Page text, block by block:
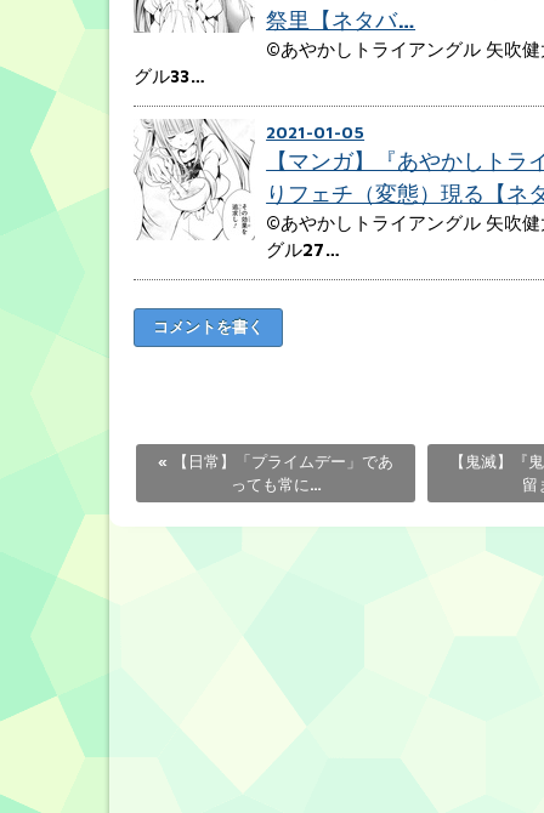
祭里【ネタバ…
©あやかしトライアングル 矢吹
グル33…
2021-01-05
【マンガ】『あやかしト
りフェチ（変態）現る【ネ
©あやかしトライアングル 矢吹
グル27…
コメントを書く
«
【日常】「プライムデー」であ
っても常に…
【鬼滅】『
留